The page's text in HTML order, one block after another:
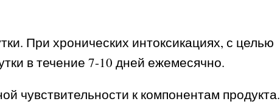
При хронических интоксикациях, с целью
в течение 7-10 дней ежемесячно.
чувствительности к компонентам продукта.